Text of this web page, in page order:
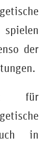
spielen
der
für
in